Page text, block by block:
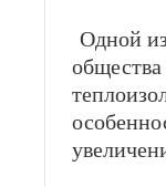
Одной
общества